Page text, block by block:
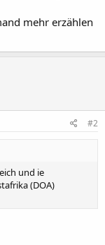
mehr erzählen
#2
und ie
(DOA)